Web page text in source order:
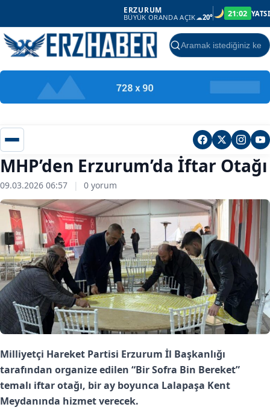
ERZURUM
BÜYÜK ORANDA AÇIK ☁20° 21:02 YATSI
Ara
MHP’den Erzurum’da İftar Otağı
09.03.2026 06:57 | 0 yorum
Milliyetçi Hareket Partisi Erzurum İl Başkanlığı
tarafından organize edilen “Bir Sofra Bin Bereket”
temalı iftar otağı, bir ay boyunca Lalapaşa Kent
Meydanında hizmet verecek.